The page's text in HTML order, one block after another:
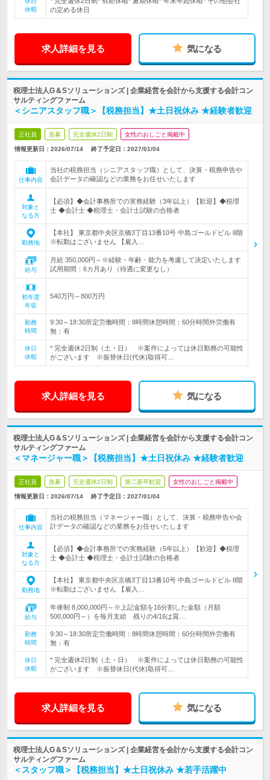
休暇
の定める休日
求人詳細を見る 気になる
税理士法人G＆Sソリューションズ | 企業経営を会計から支援する会計コン
サルティングファーム
＜シニアスタッフ職＞【税務担当】★土日祝休み ★経験者歓迎
正社員 急募 完全週休2日制 女性のおしごと掲載中
情報更新日：2026/07/14 終了予定日： 2027/01/04
仕事内容
当社の税務担当（シニアスタッフ職）として、決算・税務申告や
会計データの確認などの業務をお任せいたします
対象と
なる方
【必須】◆会計事務所での実務経験（3年以上）【歓迎】◆税理
士 ◆会計士 ◆税理士・会計士試験の合格者
勤務地
【本社】 東京都中央区京橋3丁目13番10号 中島ゴールドビル 8階
※転勤はございません 【雇入…
給与
月給 350,000円～※経験・年齢・能力を考慮して決定いたします
試用期間：6カ月あり（待遇に変更なし）
初年度
年収
540万円～800万円
勤務
時間
9:30～18:30所定労働時間：8時間休憩時間：60分時間外労働有
無：有
休日
休暇
* 完全週休2日制（土・日） ※案件によっては休日勤務の可能性
がございます ※振替休日(代休)取得可…
求人詳細を見る 気になる
税理士法人G＆Sソリューションズ | 企業経営を会計から支援する会計コン
サルティングファーム
＜マネージャー職＞【税務担当】★土日祝休み ★経験者歓迎
正社員 急募 完全週休2日制 第二新卒歓迎 女性のおしごと掲載中
情報更新日：2026/07/14 終了予定日： 2027/01/04
仕事内容
当社の税務担当（マネージャー職）として、決算・税務申告や会
計データの確認などの業務をお任せいたします
対象と
なる方
【必須】◆会計事務所での実務経験（5年以上）【歓迎】◆税理
士 ◆会計士 ◆税理士・会計士試験の合格者
勤務地
【本社】 東京都中央区京橋3丁目13番10号 中島ゴールドビル 8階
※転勤はございません 【雇入…
給与
年俸制 8,000,000円～※上記金額を16分割した金額（月額
500,000円～）を毎月支給 残りの4/16は賞…
勤務
時間
9:30～18:30所定労働時間：8時間休憩時間：60分時間外労働有
無：有
休日
休暇
* 完全週休2日制（土・日） ※案件によっては休日勤務の可能性
がございます ※振替休日(代休)取得可…
求人詳細を見る 気になる
税理士法人G＆Sソリューションズ | 企業経営を会計から支援する会計コン
サルティングファーム
＜スタッフ職＞【税務担当】★土日祝休み ★若手活躍中